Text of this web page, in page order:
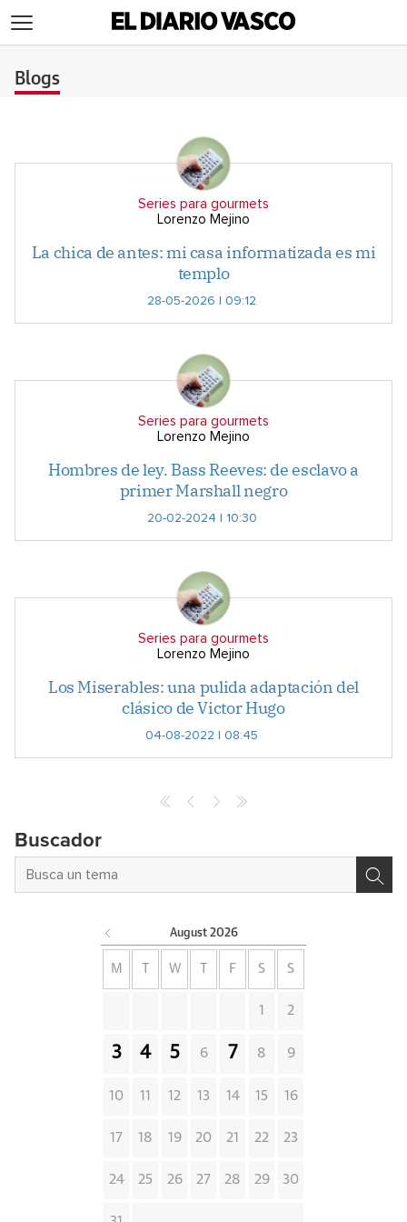
Blogs
Series para gourmets
Lorenzo Mejino
La chica de antes: mi casa informatizada es mi
templo
28-05-2026 | 09:12
Series para gourmets
Lorenzo Mejino
Hombres de ley. Bass Reeves: de esclavo a
primer Marshall negro
20-02-2024 | 10:30
Series para gourmets
Lorenzo Mejino
Los Miserables: una pulida adaptación del
clásico de Victor Hugo
04-08-2022 | 08:45
Buscador
August 2026
M W F S S
1 2
3 4 5 6 7 8 9
10 11 12 13 14 15 16
17 18 19 20 21 22 23
24 25 26 27 28 29 30